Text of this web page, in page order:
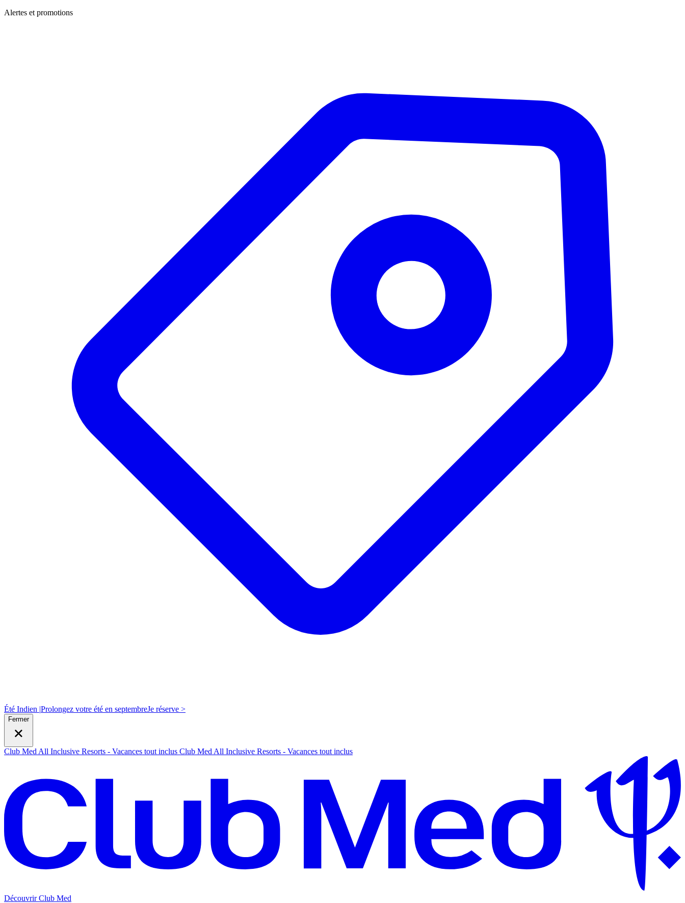
Alertes et promotions
Été Indien |Prolongez votre été en septembreJe réserve >
Fermer
Club Med All Inclusive Resorts - Vacances tout inclus Club Med All Inclusive Resorts - Vacances tout inclus
Découvrir Club Med